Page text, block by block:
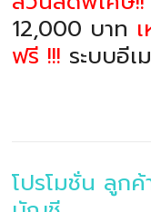
12,000 บาท
ฟรี !!! ระบบอีเ
โปรโมชั่น ลูกค้